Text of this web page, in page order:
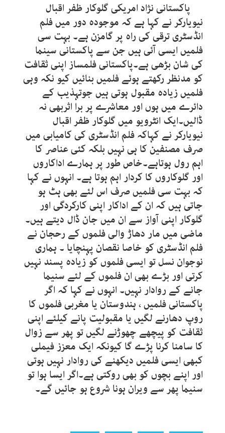
پاکستانی نژاد امریکی گلوکار ظفر اقبال
نیویارکر نے کہا ہے کہ موجودہ دور میں فلم
انڈسٹری ترقی کی راہ پر گامزن ہے۔ بہت سی
فلمیں ایسی آئی ہیں جن سے پاکستانی سینما
کی شان بڑھی ہے۔پاکستانی فلمساز اپنی ثقافت
کو مدنظر رکھتے ہوئے فلمیں بنائیں کیو نکہ وہی
فلمیں زیادہ مقبول ہوتی ہیں جوتہذیب کے
دائرے میں ہوں اور معاشرے پر برا اثربھی نہ
ڈالیں۔ایک انٹرویو میں گلوکار ظفر اقبال
نیویارکر نے کہاکہ فلم انڈسٹری کی کامیابی میں
صرف مصنفین کا ہی نہیں بلکہ کئی عناصر کا
اہم رول ہوتاہے۔خاص طور پر ہمارے اداکاروں
اور گلوکاروں کا کردار اہم ہوتا ہے۔ انہوں نے کہا
کہ بہت سی فلمیں صرف اس لئے بھی ہٹ ہو
جاتی ہیں کہ ان کے اداکار اپنی کارکردگی اور
گلوکار اپنی آواز سے ان میں جان ڈال دیتے ہیں۔
ماضی میں مار دھاڑ والی فلموں کے رحجان نے
فلم انڈسٹری کو خاصا نقصان پہنچایا ۔ ہماری
نوجوان نسل تو ایسی فلموں کو زیادہ پسند نہیں
کرتی اور بڑے بھی ان فلموں کے لئے سنیما
جانے کے روادار نہیں۔ انہوں نے کہا کہ اگر
پاکستانی فلمیں ، ہندوستان یا مغربی فلموں کا
روپ دھارنے لگیں یا مقبولیت پانے کیلئے اپنی
ثقافت کو پیچھے چھوڑنے لگیں تو پھر سے زوال
کا سامنا کرنا پڑے گا کیونکہ ایک معزز فیملی
کبھی ایسی فلمیں دیکھنے کی روادار نہیں ہوتی
اور اپنے بچوں کو بھی روکتی ہے۔اگر ایسا ہوا تو
سنیما پھر سے ویران ہونا شروع ہو جائیں گے۔